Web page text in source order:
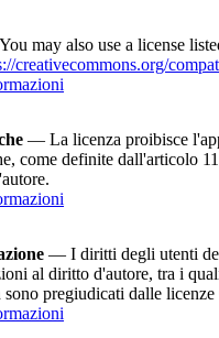
may also use a license
creativecommons.org/
— La licenza proibisce
come definite dall'articolo
— I diritti degli utenti
al diritto d'autore, tra i
pregiudicati dalle licenze